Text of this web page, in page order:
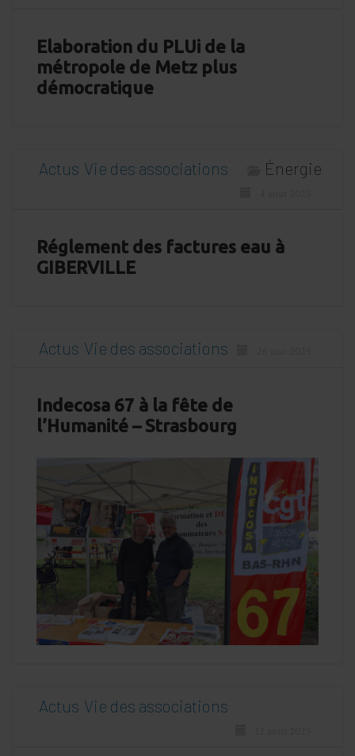
Elaboration du PLUi de la
métropole de Metz plus
démocratique
Actus Vie des associations Énergie
Réglement des factures eau à
GIBERVILLE
Actus Vie des associations
Indecosa 67 à la fête de
l’Humanité – Strasbourg
Actus Vie des associations